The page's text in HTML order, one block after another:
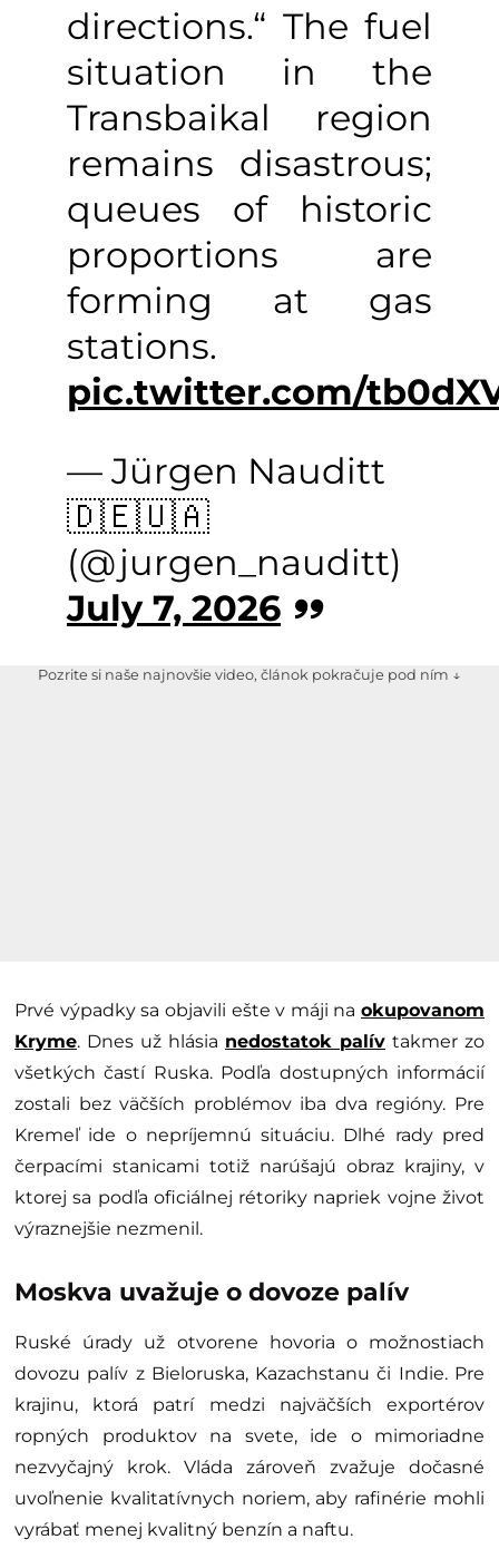
directions.“ The fuel
situation in the
Transbaikal region
remains disastrous;
queues of historic
proportions are
forming at gas
stations.
pic.twitter.com/
— Jürgen Nauditt
🇩🇪🇺🇦
(@jurgen_nauditt)
July 7, 2026
Pozrite si naše najnovšie video, článok pokračuje pod ním ↓
Prvé výpadky sa objavili ešte v máji na okupovanom
Kryme. Dnes už hlásia nedostatok palív takmer zo
všetkých častí Ruska. Podľa dostupných informácií
zostali bez väčších problémov iba dva regióny. Pre
Kremeľ ide o nepríjemnú situáciu. Dlhé rady pred
čerpacími stanicami totiž narúšajú obraz krajiny, v
ktorej sa podľa oficiálnej rétoriky napriek vojne život
výraznejšie nezmenil.
Moskva uvažuje o dovoze palív
Ruské úrady už otvorene hovoria o možnostiach
dovozu palív z Bieloruska, Kazachstanu či Indie. Pre
krajinu, ktorá patrí medzi najväčších exportérov
ropných produktov na svete, ide o mimoriadne
nezvyčajný krok. Vláda zároveň zvažuje dočasné
uvoľnenie kvalitatívnych noriem, aby rafinérie mohli
vyrábať menej kvalitný benzín a naftu.